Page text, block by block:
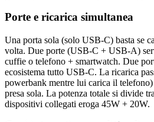
Porte e ricarica simultanea
Una porta sola (solo USB-C) basta se
volta. Due porte (USB-C + USB-A)
cuffie o telefono + smartwatch. Due
ecosistema tutto USB-C. La ricarica
powerbank mentre lui carica il
presa sola. La potenza totale si divide
dispositivi collegati eroga 45W + 20W.